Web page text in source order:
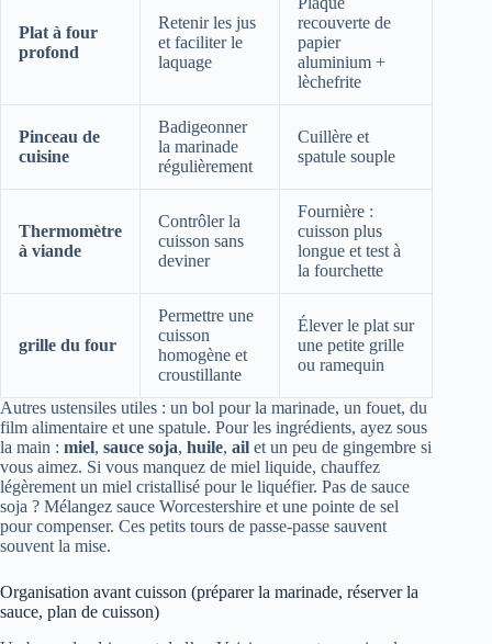
Plat à four
profond
Retenir les jus
et faciliter le
laquage
recouverte de
papier
aluminium +
lèchefrite
Pinceau de
cuisine
Badigeonner
la marinade
régulièrement
Cuillère et
spatule souple
Thermomètre
à viande
Contrôler la
cuisson sans
deviner
Fournière :
cuisson plus
longue et test à
la fourchette
grille du four
Permettre une
cuisson
homogène et
croustillante
Élever le plat sur
une petite grille
ou ramequin
Autres ustensiles utiles : un bol pour la marinade, un fouet, du
film alimentaire et une spatule. Pour les ingrédients, ayez sous
la main : miel, sauce soja, huile, ail et un peu de gingembre si
vous aimez. Si vous manquez de miel liquide, chauffez
légèrement un miel cristallisé pour le liquéfier. Pas de sauce
soja ? Mélangez sauce Worcestershire et une pointe de sel
pour compenser. Ces petits tours de passe-passe sauvent
souvent la mise.
Organisation avant cuisson (préparer la marinade, réserver la
sauce, plan de cuisson)